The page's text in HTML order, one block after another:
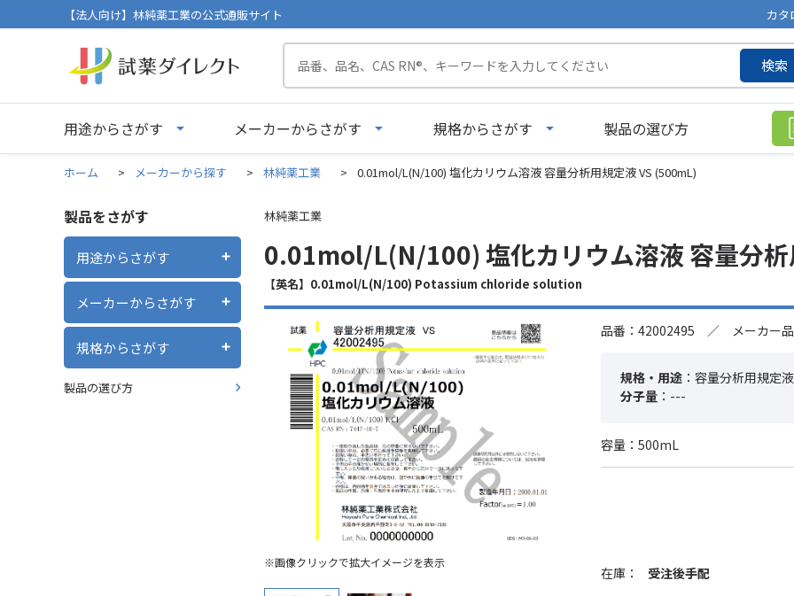
【法人向け】林純薬工業の公式通販サイト カタ
検索
用途からさがす メーカーからさがす 規格からさがす 製品の選び方
ホーム > メーカーから探す > 林純薬工業 > 0.01mol/L(N/100) 塩化カリウム溶液 容量分析用規定液 VS (500mL)
製品をさがす
用途からさがす
メーカーからさがす
規格からさがす
製品の選び方
林純薬工業
0.01mol/L(N/100) 塩化カリウム溶液 容量分
【英名】0.01mol/L(N/100) Potassium chloride solution
※画像クリックで拡大イメージを表示
品番：42002495 ／ メーカー
規格・用途 ：容量分析用規定
分子量 ：---
容量：500mL
在庫： 受注後手配